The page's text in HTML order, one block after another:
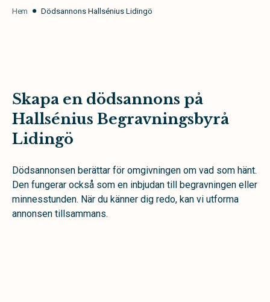
Hem Dödsannons Hallsénius Lidingö
Skapa en dödsannons på
Hallsénius Begravningsbyrå
Lidingö
Dödsannonsen berättar för omgivningen om vad som hänt.
Den fungerar också som en inbjudan till begravningen eller
minnesstunden. När du känner dig redo, kan vi utforma
annonsen tillsammans.